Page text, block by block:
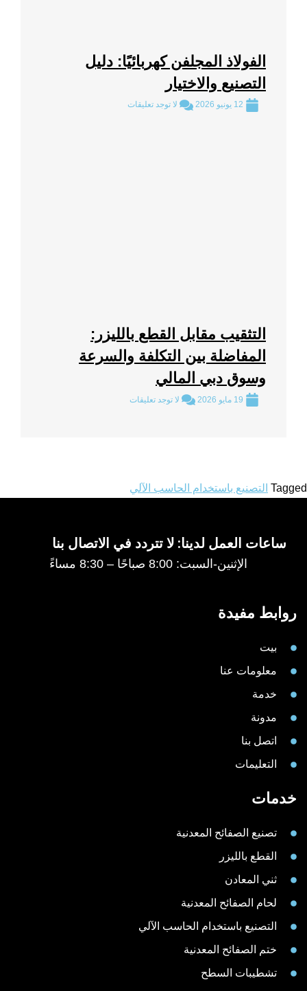
الفولاذ المجلفن كهربائيًا: دليل
التصنيع والاختيار
لا توجد تعليقات
التثقيب مقابل القطع بالليزر:
المفاضلة بين التكلفة والسرعة
وسوق دبي المالي
لا توجد تعليقات
Tagged التصنيع باستخدام الحاسب الآلي
ساعات العمل لدينا: لا تتردد في الاتصال بنا
الإثنين-السبت: 8:00 صباحًا – 8:30 مساءً
روابط مفيدة
بيت
معلومات عنا
خدمة
مدونة
اتصل بنا
التعليمات
خدمات
تصنيع الصفائح المعدنية
القطع بالليزر
ثني المعادن
لحام الصفائح المعدنية
التصنيع باستخدام الحاسب الآلي
ختم الصفائح المعدنية
تشطيبات السطح